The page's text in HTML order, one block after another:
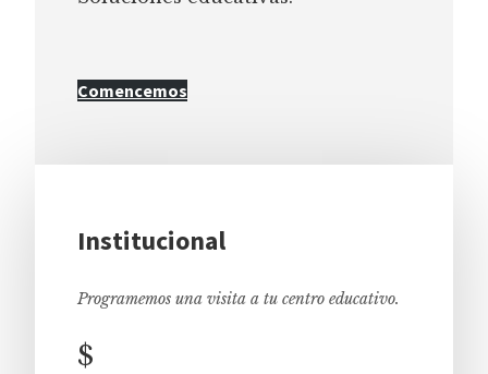
Comencemos
Institucional
Programemos una visita a tu centro educativo.
$